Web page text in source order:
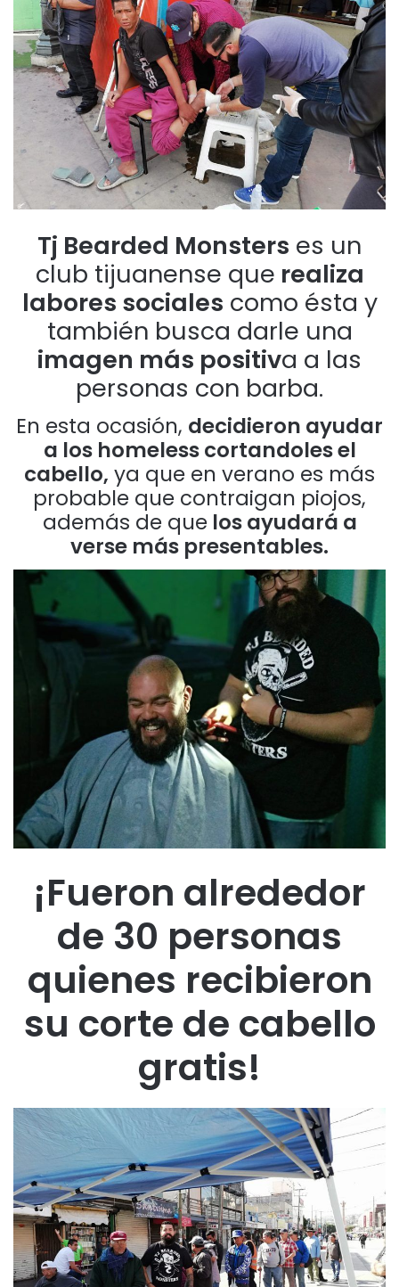
Tj Bearded Monsters es un
club tijuanense que realiza
labores sociales como ésta y
también busca darle una
imagen más positiva a las
personas con barba.
En esta ocasión, decidieron ayudar
a los homeless cortandoles el
cabello, ya que en verano es más
probable que contraigan piojos,
además de que los ayudará a
verse más presentables.
¡Fueron alrededor
de 30 personas
quienes recibieron
su corte de cabello
gratis!